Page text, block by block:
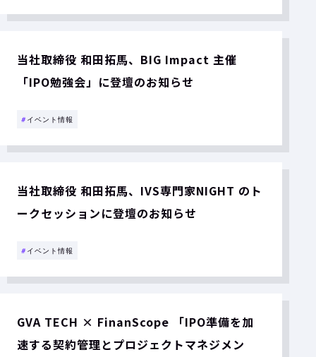
当社取締役 和田拓馬、BIG Impact 主催
「IPO勉強会」に登壇のお知らせ
# イベント情報
当社取締役 和田拓馬、IVS専門家NIGHT のト
ークセッションに登壇のお知らせ
# イベント情報
GVA TECH × FinanScope 「IPO準備を加
速する契約管理とプロジェクトマネジメン